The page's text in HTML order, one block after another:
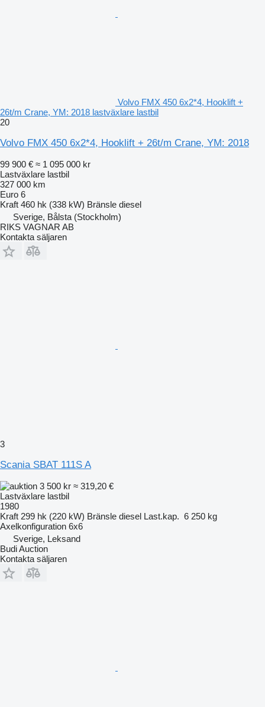
Volvo FMX 450 6x2*4, Hooklift +
26t/m Crane, YM: 2018 lastväxlare lastbil
20
Volvo FMX 450 6x2*4, Hooklift + 26t/m Crane, YM: 2018
99 900 € ≈ 1 095 000 kr
Lastväxlare lastbil
327 000 km
Euro 6
Kraft 460 hk (338 kW) Bränsle diesel
Sverige, Bålsta (Stockholm)
RIKS VAGNAR AB
Kontakta säljaren
3
Scania SBAT 111S A
3 500 kr ≈ 319,20 €
Lastväxlare lastbil
1980
Kraft 299 hk (220 kW) Bränsle diesel Last.kap. 6 250 kg
Axelkonfiguration 6x6
Sverige, Leksand
Budi Auction
Kontakta säljaren